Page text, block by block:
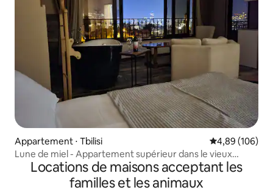
Appartement ⋅ Tbilisi Évaluation
4,89 (106)
Lune de miel - Appartement supérieur dans le vieux
TbilissiLocations de maisons acceptant les
familles et les animaux